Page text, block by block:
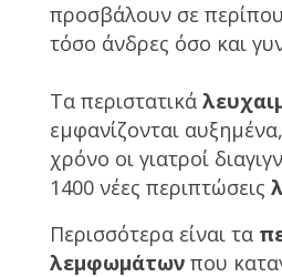
προσβάλουν σε
τόσο άνδρες όσο και
Τα περιστατικά
εμφανίζονται
χρόνο οι γιατροί
1400 νέες περιπτώσεις
Περισσότερα είναι τα
λεμφωμάτων που